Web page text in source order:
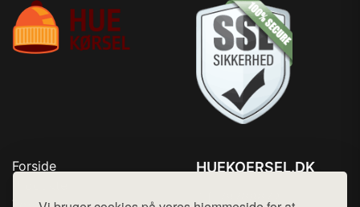
Forside
HUEKOERSEL.DK